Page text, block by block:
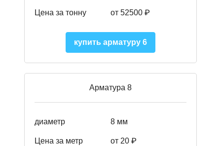
Цена за тонну от 52500 ₽
купить арматуру 6
Арматура 8
диаметр 8 мм
Цена за метр от 20 ₽